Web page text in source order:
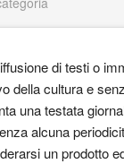
di testi o
della cultura e
una testata
alcuna
un prodotto